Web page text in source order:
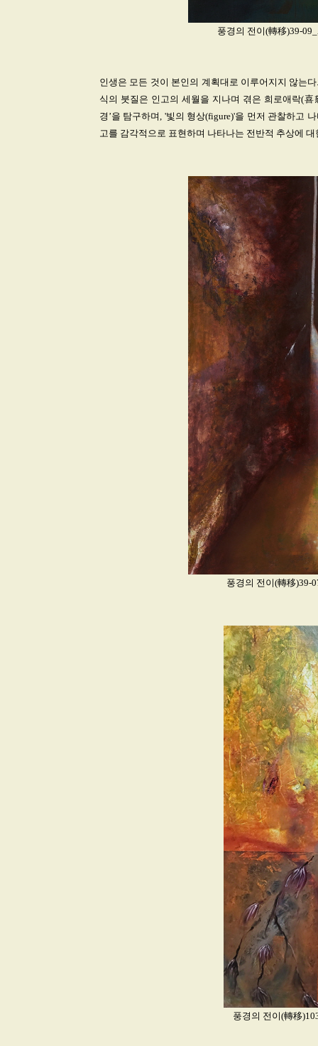
풍경의 전이(轉移)39-
인생은 모든 것이 본인의 계획대로 이루어지지 않는
식의 붓질은 인고의 세월을 지나며 겪은 희로애락(
경’을 탐구하며, '빛의 형상(figure)'을 먼저 관찰하고
고를 감각적으로 표현하며 나타나는 전반적 추상에
풍경의 전이(轉移)39-
풍경의 전이(轉移